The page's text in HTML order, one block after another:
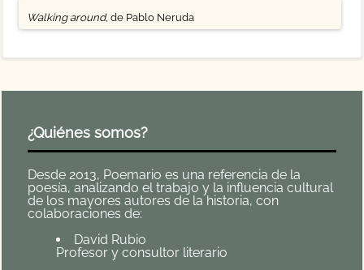
Walking around, de Pablo Neruda
¿Quiénes somos?
Desde 2013, Poemario es una referencia de la
poesía, analizando el trabajo y la influencia cultural
de los mayores autores de la historia, con
colaboraciones de:
David Rubio
Profesor y consultor literario